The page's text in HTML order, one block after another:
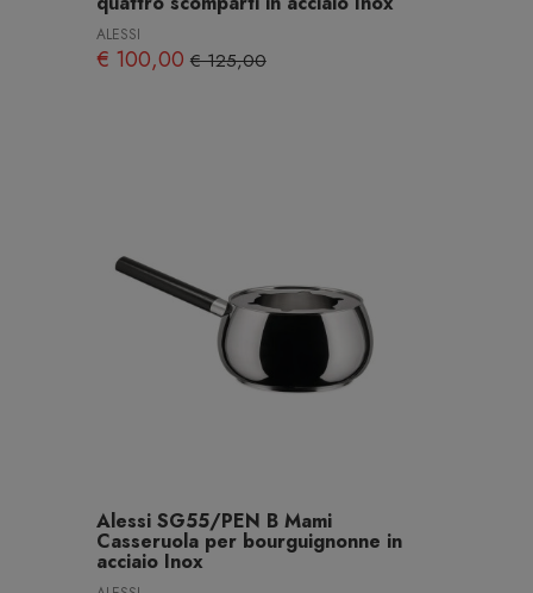
ALESSI
€ 100,00€ 125,00
Alessi SG55/PEN B Mami
Casseruola per bourguignonne in
acciaio Inox